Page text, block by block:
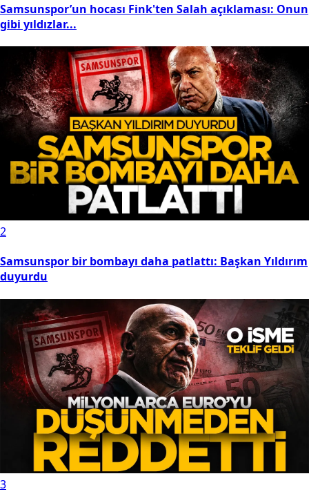
Samsunspor’un hocası Fink'ten Salah açıklaması: Onun
gibi yıldızlar...
2
Samsunspor bir bombayı daha patlattı: Başkan Yıldırım
duyurdu
3